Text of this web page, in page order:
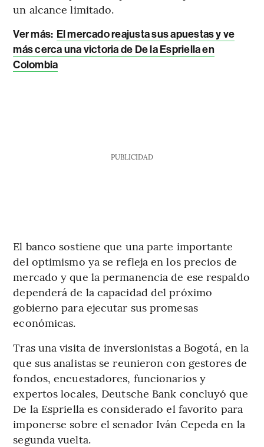
un alcance limitado.
Ver más: El mercado reajusta sus apuestas y ve
más cerca una victoria de De la Espriella en
Colombia
PUBLICIDAD
El banco sostiene que una parte importante
del optimismo ya se refleja en los precios de
mercado y que la permanencia de ese respaldo
dependerá de la capacidad del próximo
gobierno para ejecutar sus promesas
económicas.
Tras una visita de inversionistas a Bogotá, en la
que sus analistas se reunieron con gestores de
fondos, encuestadores, funcionarios y
expertos locales, Deutsche Bank concluyó que
De la Espriella es considerado el favorito para
imponerse sobre el senador Iván Cepeda en la
segunda vuelta.